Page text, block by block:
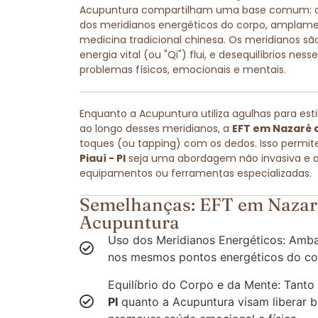
Acupuntura compartilham uma base comum:
dos meridianos energéticos do corpo,
medicina tradicional chinesa. Os meridianos
energia vital (ou "Qi") flui, e desequilíbrios
problemas físicos, emocionais e mentais.
Enquanto a Acupuntura utiliza agulhas para
ao longo desses meridianos, a EFT em Nazaré
toques (ou tapping) com os dedos. Isso
Piauí - PI seja uma abordagem não invasiva e
equipamentos ou ferramentas especializadas.
Semelhanças: EFT em
Acupuntura
Uso dos Meridianos Energéticos:
nos mesmos pontos energéticos do
Equilíbrio do Corpo e da Mente:
PI quanto a Acupuntura visam liberar